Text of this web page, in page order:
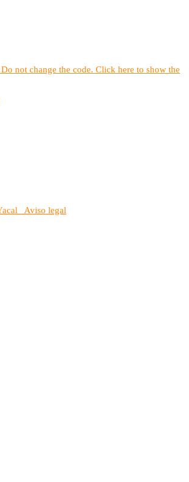
not change the code. Click here to show the
Aviso legal